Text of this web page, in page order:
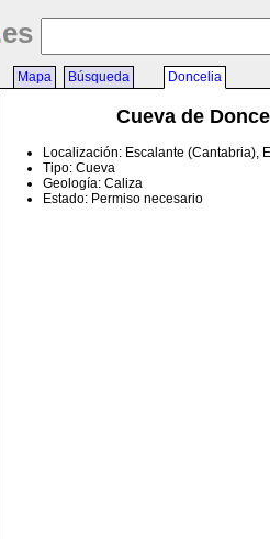
Mapa Búsqueda Doncelia
Cueva de
Localización: Escalante (Cantabria),
Tipo: Cueva
Geología: Caliza
Estado: Permiso necesario